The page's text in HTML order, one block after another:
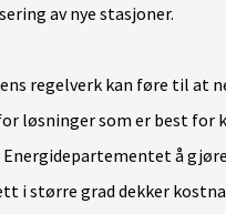
av nye stasjoner.
regelverk kan føre til
løsninger som er best for
å
i større grad dekker